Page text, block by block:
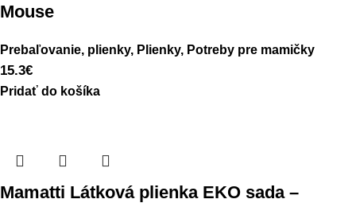
Mouse
Prebaľovanie, plienky, Plienky, Potreby pre mamičky
15.3€
Pridať do košíka
Mamatti Látková plienka EKO sada –